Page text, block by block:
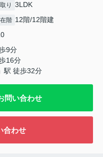
り 3LDK
階 12階/12階建
9分
16分
」駅 徒歩32分
問い合わせ
合わせ